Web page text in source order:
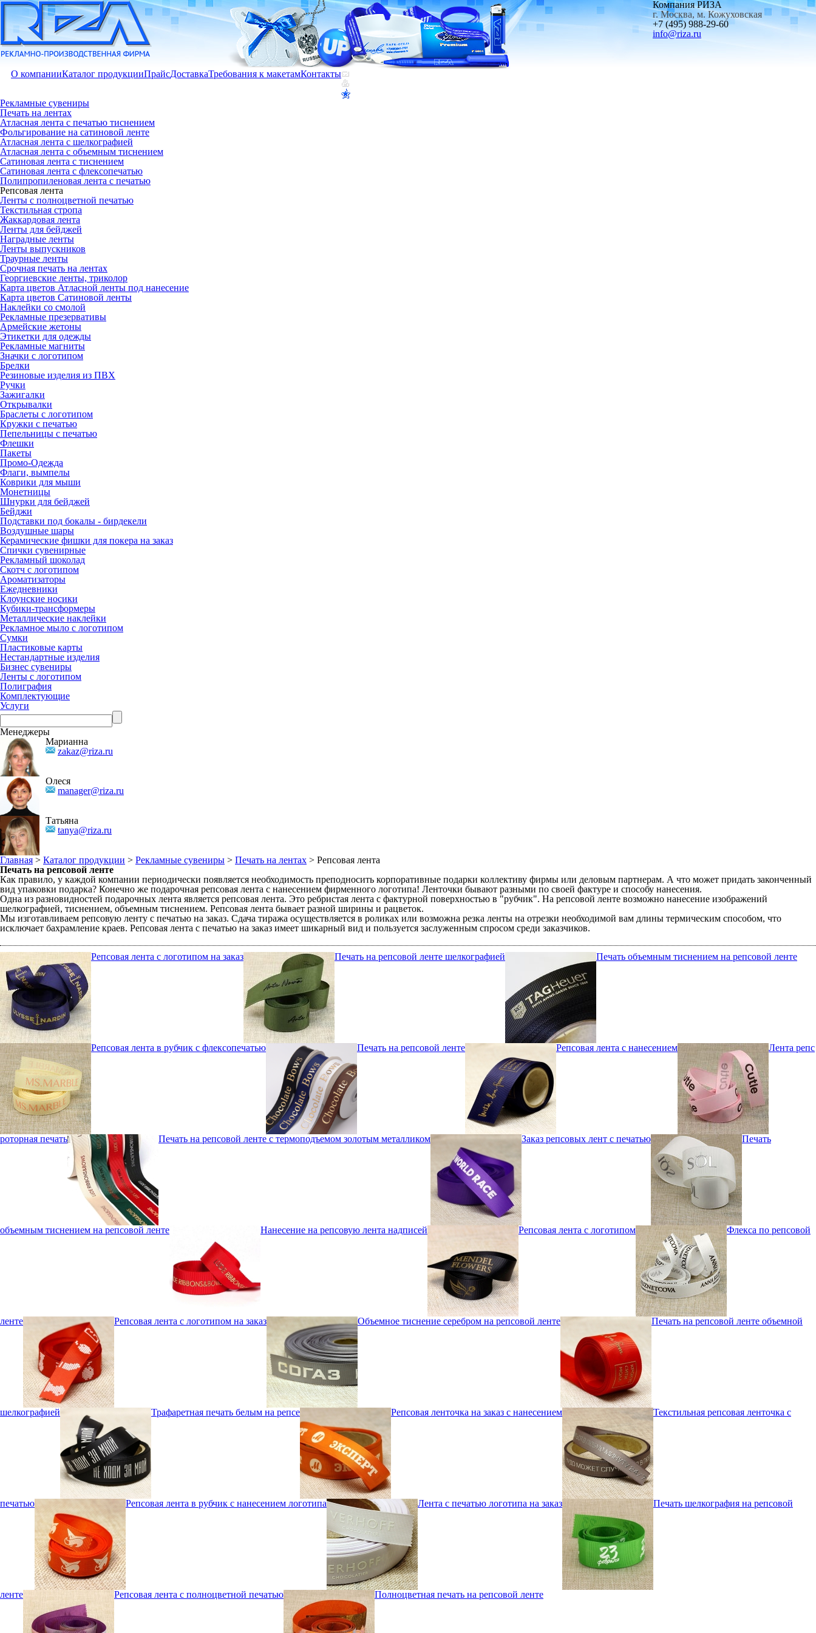
Компания РИЗА
г. Москва, м. Кожуховская
+7 (495) 988-29-60
info@riza.ru
О компанииКаталог продукцииПрайсДоставкаТребования к макетамКонтакты
Рекламные сувениры
Печать на лентах
Атласная лента с печатью тиснением
Фольгирование на сатиновой ленте
Атласная лента с шелкографией
Атласная лента с объемным тиснением
Сатиновая лента с тиснением
Сатиновая лента с флексопечатью
Полипропиленовая лента с печатью
Репсовая лента
Ленты с полноцветной печатью
Текстильная стропа
Жаккардовая лента
Ленты для бейджей
Наградные ленты
Ленты выпускников
Траурные ленты
Срочная печать на лентах
Георгиевские ленты, триколор
Карта цветов Атласной ленты под нанесение
Карта цветов Сатиновой ленты
Наклейки со смолой
Рекламные презервативы
Армейские жетоны
Этикетки для одежды
Рекламные магниты
Значки с логотипом
Брелки
Резиновые изделия из ПВХ
Ручки
Зажигалки
Открывалки
Браслеты с логотипом
Кружки с печатью
Пепельницы с печатью
Флешки
Пакеты
Промо-Одежда
Флаги, вымпелы
Коврики для мыши
Монетницы
Шнурки для бейджей
Бейджи
Подставки под бокалы - бирдекели
Воздушные шары
Керамические фишки для покера на заказ
Спички сувенирные
Рекламный шоколад
Скотч с логотипом
Ароматизаторы
Ежедневники
Клоунские носики
Кубики-трансформеры
Металлические наклейки
Рекламное мыло с логотипом
Сумки
Пластиковые карты
Нестандартные изделия
Бизнес сувениры
Ленты с логотипом
Полиграфия
Комплектующие
Услуги
Менеджеры
Марианна
zakaz@riza.ru
Олеся
manager@riza.ru
Татьяна
tanya@riza.ru
Главная > Каталог продукции > Рекламные сувениры > Печать на лентах > Репсовая лента
Печать на репсовой ленте
Как правило, у каждой компании периодически появляется необходимость преподносить корпоративные подарки коллективу фирмы или деловым партнерам. А что может придать законченный
вид упаковки подарка? Конечно же подарочная репсовая лента с нанесением фирменного логотипа! Ленточки бывают разными по своей фактуре и способу нанесения.
Одна из разновидностей подарочных лента является репсовая лента. Это ребристая лента с фактурной поверхностью в "рубчик". На репсовой ленте возможно нанесение изображений
шелкографией, тиснением, объемным тиснением. Репсовая лента бывает разной ширины и рацветок.
Мы изготавливаем репсовую ленту с печатью на заказ. Сдача тиража осуществляется в роликах или возможна резка ленты на отрезки необходимой вам длины термическим способом, что
исключает бахрамление краев. Репсовая лента с печатью на заказ имеет шикарный вид и пользуется заслуженным спросом среди заказчиков.
Репсовая лента с логотипом на заказ Печать на репсовой ленте шелкографией Печать объемным тиснением на репсовой ленте
Репсовая лента в рубчик с флексопечатью Печать на репсовой ленте Репсовая лента с нанесением Лента репс
роторная печать Печать на репсовой ленте с термоподъемом золотым металликом Заказ репсовых лент с печатью Печать
объемным тиснением на репсовой ленте Нанесение на репсовую лента надписей Репсовая лента с логотипом Флекса по репсовой
ленте Репсовая лента с логотипом на заказ Объемное тиснение серебром на репсовой ленте Печать на репсовой ленте объемной
шелкографией Трафаретная печать белым на репсе Репсовая ленточка на заказ с нанесением Текстильная репсовая ленточка с
печатью Репсовая лента в рубчик с нанесением логотипа Лента с печатью логотипа на заказ Печать шелкография на репсовой
ленте Репсовая лента с полноцветной печатью Полноцветная печать на репсовой ленте